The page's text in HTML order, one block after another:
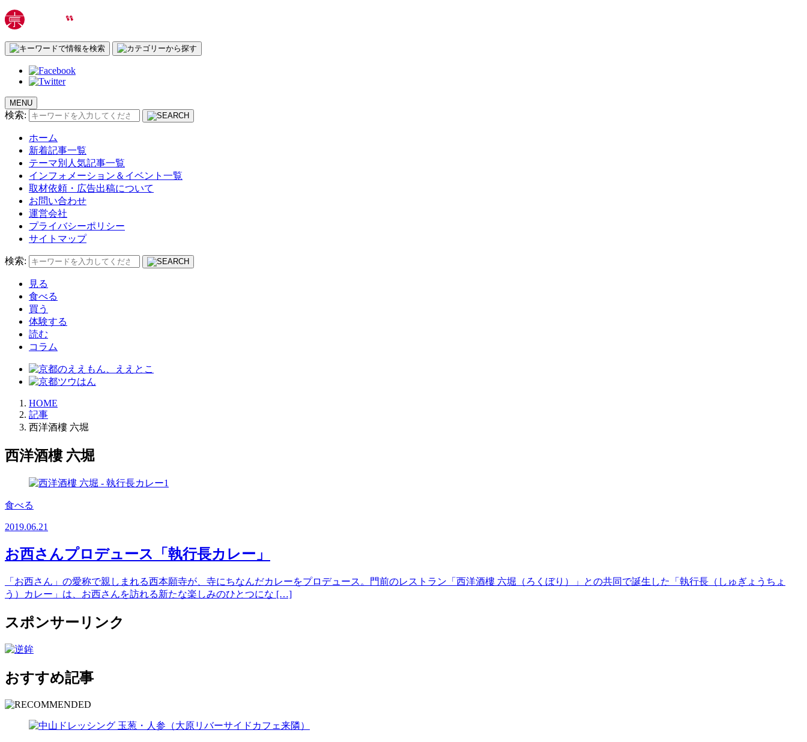
MENU
検索:
ホーム
新着記事一覧
テーマ別人気記事一覧
インフォメーション＆イベント一覧
取材依頼・広告出稿について
お問い合わせ
運営会社
プライバシーポリシー
サイトマップ
検索:
見る
食べる
買う
体験する
読む
コラム
HOME
記事
西洋酒樓 六堀
西洋酒樓 六堀
食べる
2019.06.21
お西さんプロデュース「執行長カレー」
「お西さん」の愛称で親しまれる西本願寺が、寺にちなんだカレーをプロデュース。門前のレストラン「西洋酒樓 六堀（ろくぼり）」との共同で誕生した「執行長（しゅぎょうちょ
う）カレー」は、お西さんを訪れる新たな楽しみのひとつにな […]
スポンサーリンク
おすすめ記事